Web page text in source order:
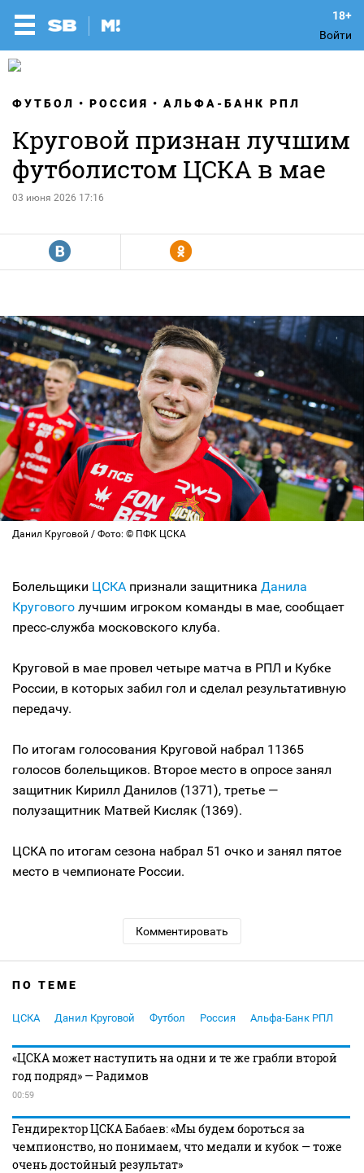
Войти
ФУТБОЛ РОССИЯ АЛЬФА-БАНК РПЛ
Круговой признан лучшим
футболистом ЦСКА в мае
03 июня 2026 17:16
R Y
Данил Круговой / Фото: © ПФК ЦСКА
Болельщики ЦСКА признали защитника Данила
Кругового лучшим игроком команды в мае, сообщает
пресс‑служба московского клуба.
Круговой в мае провел четыре матча в РПЛ и Кубке
России, в которых забил гол и сделал результативную
передачу.
По итогам голосования Круговой набрал 11365
голосов болельщиков. Второе место в опросе занял
защитник Кирилл Данилов (1371), третье —
полузащитник Матвей Кисляк (1369).
ЦСКА по итогам сезона набрал 51 очко и занял пятое
место в чемпионате России.
Комментировать
ПО ТЕМЕ
ЦСКА Данил Круговой Футбол Россия Альфа-Банк РПЛ
«ЦСКА может наступить на одни и те же грабли второй
год подряд» — Радимов
00:59
Гендиректор ЦСКА Бабаев: «Мы будем бороться за
чемпионство, но понимаем, что медали и кубок — тоже
очень достойный результат»